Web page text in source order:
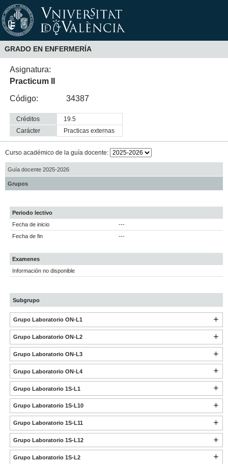
GRADO EN ENFERMERÍA
Asignatura:
Practicum II
Código:
34387
Créditos
19.5
Carácter
practicas externas
Curso académico de la guía docente:
Guía docente 2025-2026
Grupos
Periodo lectivo
Fecha de inicio
---
Fecha de fin
---
Examenes
Información no disponible
Subgrupo
Grupo Laboratorio ON-L1
Grupo Laboratorio ON-L2
Grupo Laboratorio ON-L3
Grupo Laboratorio ON-L4
Grupo Laboratorio 1S-L1
Grupo Laboratorio 1S-L10
Grupo Laboratorio 1S-L11
Grupo Laboratorio 1S-L12
Grupo Laboratorio 1S-L2